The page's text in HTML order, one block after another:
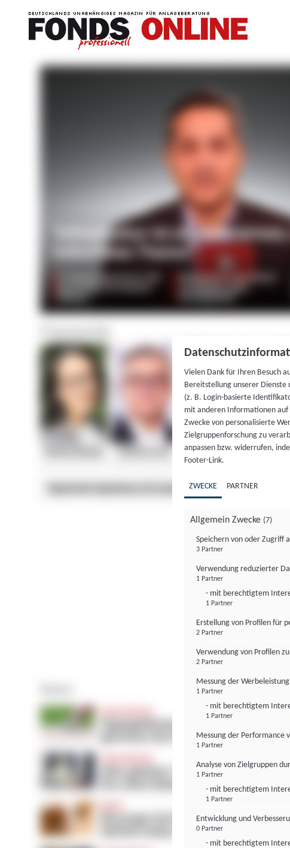
Vielen Dank für Ihren Besuch
Bereitstellung unserer Dienste
(z. B. Login-basierte
mit anderen Informationen
Zwecke von personalisierte
Zielgruppenforschung zu
anpassen bzw. widerrufen,
Footer-Link.
ZWECKE PARTNER
Allgemein Zwecke (7)
Speichern von oder Zugriff
3 Partner
Verwendung reduzierter
1 Partner
- mit berechtigtem
1 Partner
Erstellung von Profilen für
2 Partner
Verwendung von Profilen
2 Partner
Messung der Werbeleistung
1 Partner
- mit berechtigtem
1 Partner
Messung der Performance
1 Partner
Analyse von Zielgruppen
1 Partner
- mit berechtigtem
1 Partner
Entwicklung und
0 Partner
- mit berechtigtem